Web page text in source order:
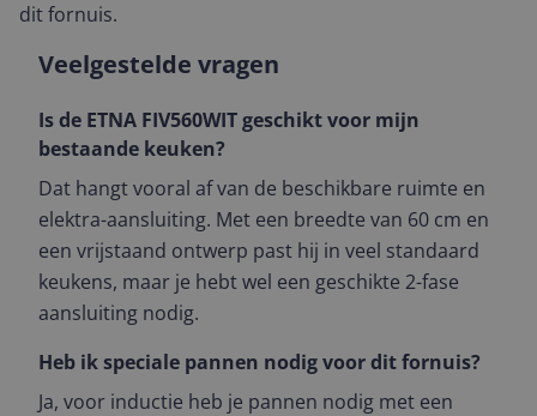
dit fornuis.
Veelgestelde vragen
Is de ETNA FIV560WIT geschikt voor mijn
bestaande keuken?
Dat hangt vooral af van de beschikbare ruimte en
elektra-aansluiting. Met een breedte van 60 cm en
een vrijstaand ontwerp past hij in veel standaard
keukens, maar je hebt wel een geschikte 2-fase
aansluiting nodig.
Heb ik speciale pannen nodig voor dit fornuis?
Ja, voor inductie heb je pannen nodig met een